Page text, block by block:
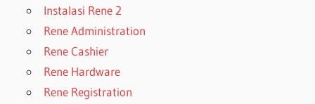
Instalasi Rene 2
Rene Administration
Rene Cashier
Rene Hardware
Rene Registration